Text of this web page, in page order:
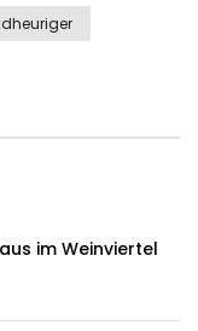
im Weinviertel